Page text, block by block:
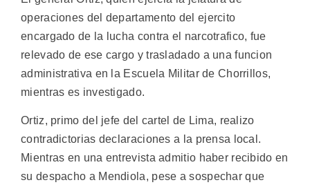
operaciones del departamento del ejercito
encargado de la lucha contra el narcotrafico, fue
relevado de ese cargo y trasladado a una funcion
administrativa en la Escuela Militar de Chorrillos,
mientras es investigado.
Ortiz, primo del jefe del cartel de Lima, realizo
contradictorias declaraciones a la prensa local.
Mientras en una entrevista admitio haber recibido en
su despacho a Mendiola, pese a sospechar que